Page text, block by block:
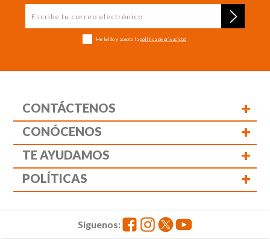
He leído y acepto la política de privacidad
CONTÁCTENOS +
CONÓCENOS +
TE AYUDAMOS +
POLÍTICAS +
Siguenos: